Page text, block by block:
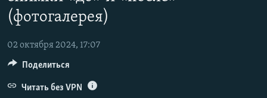
навигации
Вернутся
11 ЛЕТ ОККУПАЦИИ КРЫМА. 11 ИСТОРИЙ СОПРОТИВЛЕНИЯ
ЕЩЕ
ИНФОГРАФИКА
ТЕЛЕПРОЕКТ КРЫМ.РЕАЛИИ
СОВЕТЫ ПРАВОЗАЩИТНИКОВ
РАДІО СВОБОДА
КАК ОБОЙТИ БЛОКИРОВКУ
Українською
(фотогалерея)
02 октября 2024, 17:07
Поделиться
Читать без VPN